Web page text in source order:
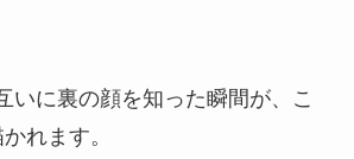
いに裏の顔を知った瞬間が、こ
れます。